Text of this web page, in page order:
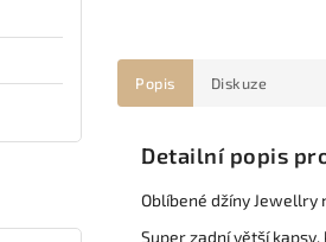
Popis Diskuze
Detailní popis
Oblíbené džíny Jewellry
Super zadní větší